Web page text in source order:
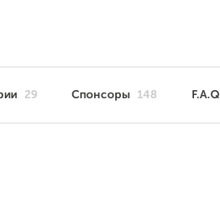
29 Спонсоры 148 F.A.Q